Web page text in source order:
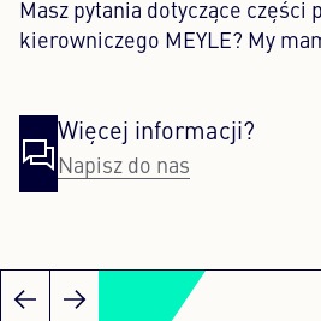
Masz pytania dotyczące części
kierowniczego MEYLE? My
Więcej informacji?
Napisz do nas